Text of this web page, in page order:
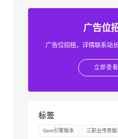
广告位
广告位招租，详情联系站
立即查看
标签
Gom引擎版本 三职业传奇版